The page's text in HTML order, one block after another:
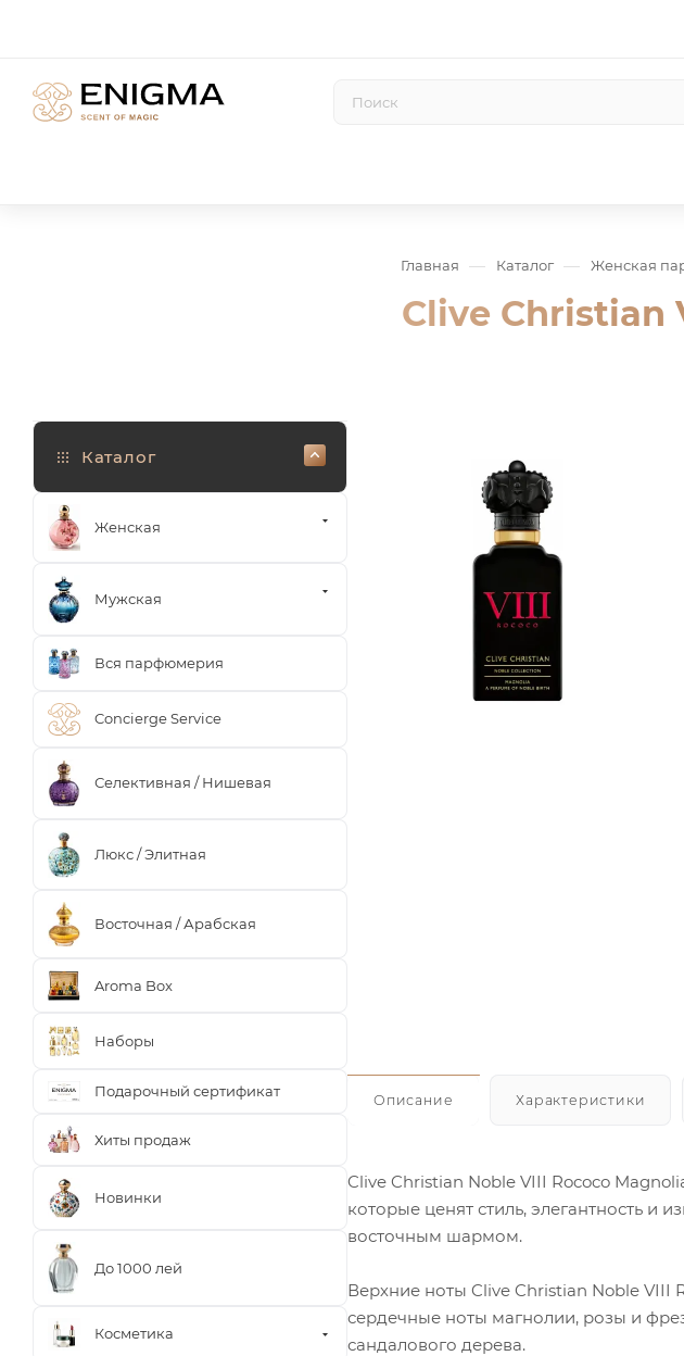
Главная — Каталог — Женская
Clive Christian
Описание Характеристики
Clive Christian Noble VIII Rococo
которые ценят стиль, элегантность и
восточным шармом.
Верхние ноты Clive Christian Noble VIII
сердечные ноты магнолии, розы и
сандалового дерева.
Каталог
Женская
Мужская
Вся парфюмерия
Concierge Service
Селективная / Нишевая
Люкс / Элитная
Восточная / Арабская
Aroma Box
Наборы
Подарочный сертификат
Хиты продаж
Новинки
До 1000 лей
Косметика